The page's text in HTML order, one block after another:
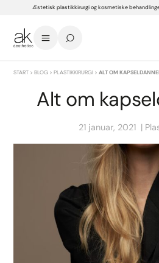
Æstetisk plastikkirurgi og kosmetiske
START >BLOG >PLASTIKKIRURGI >ALT OM
Alt om
21 januar, 2021